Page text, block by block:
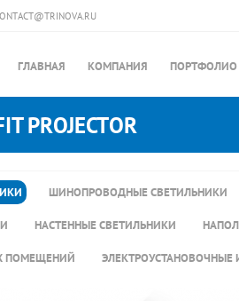
ГЛАВНАЯ КОМПАНИЯ ПОРТФОЛИО
PROJECTOR
ШИНОПРОВОДНЫЕ СВЕТИЛЬНИКИ
НАСТЕННЫЕ СВЕТИЛЬНИКИ
ПОМЕЩЕНИЙ ЭЛЕКТРОУСТАНОВОЧНЫЕ